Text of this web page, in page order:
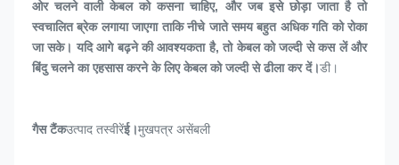
ओर चलने वाली केबल को कसना चाहिए, और जब इसे छोड़ा जाता है तो
स्वचालित ब्रेक लगाया जाएगा ताकि नीचे जाते समय बहुत अधिक गति को रोका
जा सके। यदि आगे बढ़ने की आवश्यकता है, तो केबल को जल्दी से कस लें और
बिंदु चलने का एहसास करने के लिए केबल को जल्दी से ढीला कर दें।डी।
गैस टैंकउत्पाद तस्वीरेंई।मुखपत्र असेंबली